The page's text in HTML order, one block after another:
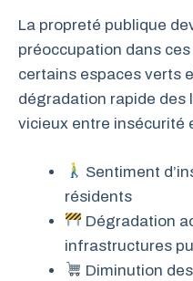
La propreté publique
préoccupation dans ces
certains espaces verts
dégradation rapide des
vicieux entre insécurité
Sentiment
résidents
Dégradation
infrastructures
Diminution